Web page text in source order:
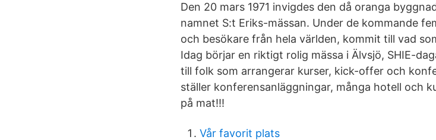
Den 20 mars 1971 invigdes den då oranga
namnet S:t Eriks-mässan. Under de kommande
och besökare från hela världen, kommit till vad
Idag börjar en riktigt rolig mässa i Älvsjö, SHIE-
till folk som arrangerar kurser, kick-offer och
ställer konferensanläggningar, många hotell och
på mat!!!
Vår favorit plats